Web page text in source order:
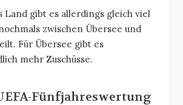
Land gibt es allerdings gleich viel
zwischen Übersee und
Für Übersee gibt es
mehr Zuschüsse.
Fünfjahreswertung